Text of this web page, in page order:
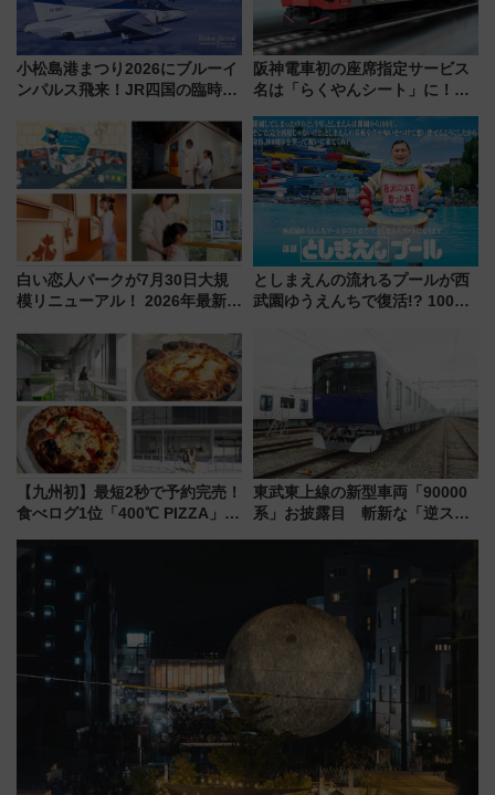
小松島港まつり2026にブルーイ
ンパルス飛来！JR四国の臨時ダ
阪神電車初の座席指定サービス
名は「らくやんシート」に！新
を快適移動
白い恋人パークが7月30日大規
模リニューアル！ 2026年最新の
と料金・アクセスを徹底解説
（札幌市）
としまえんの流れるプールが西
武園ゆうえんちで復活!? 100周
沢へ遊びに行こう
【九州初】最短2秒で予約完売！
食べログ1位「400℃ PIZZA」が
プン。もつ鍋風など限定メニュ
ーも
東武東上線の新型車両「90000
系」お披露目 斬新な「逆スラ